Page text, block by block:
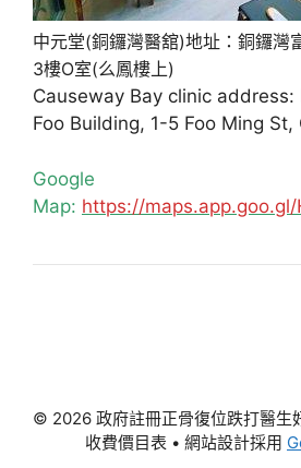
中元堂(銅鑼灣醫舘)地址：銅鑼灣
3樓O室(么鳳樓上)
Causeway Bay clinic address:
Foo Building, 1-5 Foo Ming
Google
Map: https://maps.app.goo.gl/
© 2026 政府註冊正骨復位跌打醫生
收費價目表 • 網站設計採用